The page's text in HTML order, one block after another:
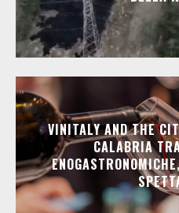
VINITALY AND THE
CALABRIA